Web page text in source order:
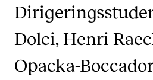
Utveksling
Internasjonal strategi
Samarbeidsprosjekter
Dolci, Henri
Opacka-